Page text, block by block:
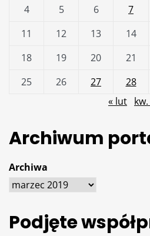
4
5 6 7
11
12 13 14
18
19 20 21
25
26 27 28
« lut
Archiwum
Archiwa
Podjęte